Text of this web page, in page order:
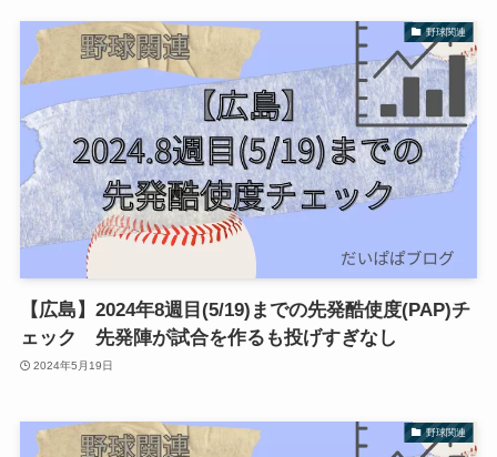
野球関連
【広島】2024年8週目(5/19)までの先発酷使度(PAP)チ
ェック 先発陣が試合を作るも投げすぎなし
2024年5月19日
野球関連